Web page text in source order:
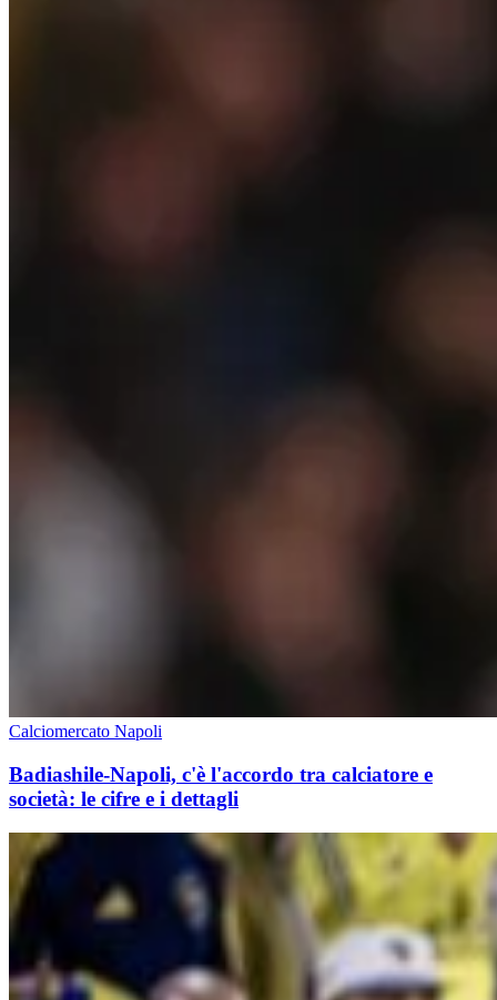
Calciomercato Napoli
Badiashile-Napoli, c'è l'accordo tra calciatore e
società: le cifre e i dettagli